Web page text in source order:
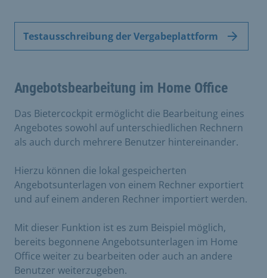
Testausschreibung der Vergabeplattform
Angebotsbearbeitung im Home Office
Das Bietercockpit ermöglicht die Bearbeitung eines
Angebotes sowohl auf unterschiedlichen Rechnern
als auch durch mehrere Benutzer hintereinander.
Hierzu können die lokal gespeicherten
Angebotsunterlagen von einem Rechner exportiert
und auf einem anderen Rechner importiert werden.
Mit dieser Funktion ist es zum Beispiel möglich,
bereits begonnene Angebotsunterlagen im Home
Office weiter zu bearbeiten oder auch an andere
Benutzer weiterzugeben.